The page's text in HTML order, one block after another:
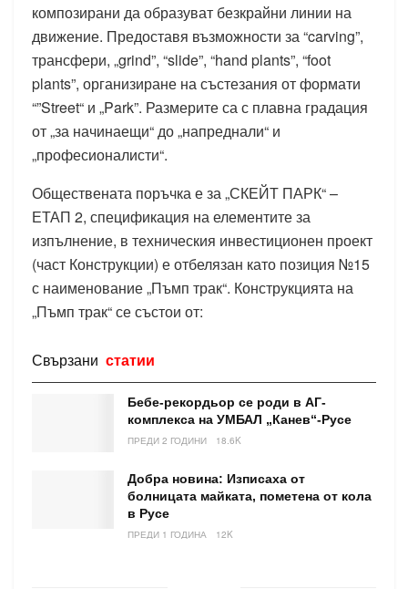
композирани да образуват безкрайни линии на
движение. Предоставя възможности за “carving”,
трансфери, „grind”, “slide”, “hand plants”, “foot
plants”, организиране на състезания от формати
“”Street“ и „Park”. Размерите са с плавна градация
от „за начинаещи“ до „напреднали“ и
„професионалисти“.
Обществената поръчка е за „СКЕЙТ ПАРК“ –
ЕТАП 2, спецификация на елементите за
изпълнение, в техническия инвестиционен проект
(част Конструкции) е отбелязан като позиция №15
с наименование „Пъмп трак“. Конструкцията на
„Пъмп трак“ се състои от:
Свързани статии
Бебе-рекордьор се роди в АГ-
комплекса на УМБАЛ „Канев“-Русе
ПРЕДИ 2 ГОДИНИ 18.6K
Добра новина: Изписаха от
болницата майката, пометена от кола
в Русе
ПРЕДИ 1 ГОДИНА 12K